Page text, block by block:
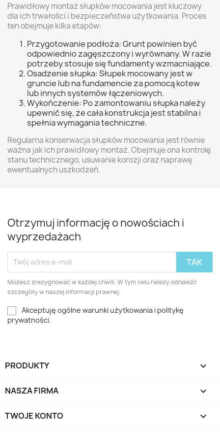
Prawidłowy montaż słupków mocowania jest kluczowy
dla ich trwałości i bezpieczeństwa użytkowania. Proces
ten obejmuje kilka etapów:
Przygotowanie podłoża: Grunt powinien być
odpowiednio zagęszczony i wyrównany. W razie
potrzeby stosuje się fundamenty wzmacniające.
Osadzenie słupka: Słupek mocowany jest w
gruncie lub na fundamencie za pomocą kotew
lub innych systemów łączeniowych.
Wykończenie: Po zamontowaniu słupka należy
upewnić się, że cała konstrukcja jest stabilna i
spełnia wymagania techniczne.
Regularna konserwacja słupków mocowania jest równie
ważna jak ich prawidłowy montaż. Obejmuje ona kontrolę
stanu technicznego, usuwanie korozji oraz naprawę
ewentualnych uszkodzeń.
Otrzymuj informację o nowościach i
wyprzedażach
Możesz zrezygnować w każdej chwili. W tym celu należy odnaleźć
szczegóły w naszej informacji prawnej.
Akceptuję ogólne warunki użytkowania i politykę
prywatności.
PRODUKTY 
NASZA FIRMA 
TWOJE KONTO 